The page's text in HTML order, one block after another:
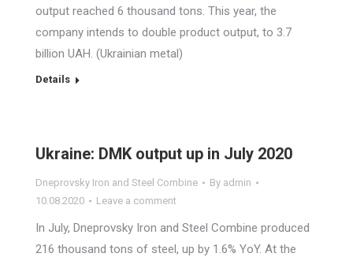
output reached 6 thousand tons. This year, the
company intends to double product output, to 3.7
billion UAH. (Ukrainian metal)
Details
Ukraine: DMK output up in July 2020
Dneprovsky Iron and Steel Combine By admin
10.08.2020
Leave a comment
In July, Dneprovsky Iron and Steel Combine produced
216 thousand tons of steel, up by 1.6% YoY. At the